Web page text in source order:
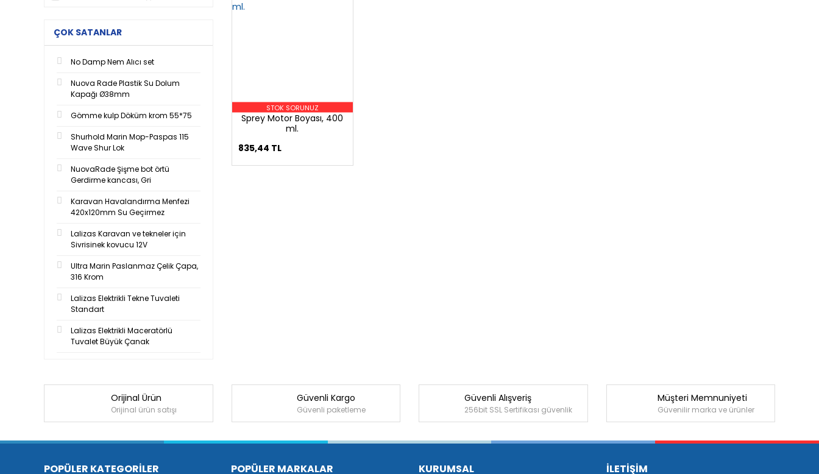
ÇOK SATANLAR
No Damp Nem Alıcı set
Nuova Rade Plastik Su Dolum
Kapağı Ø38mm
Gömme kulp Döküm krom 55*75
Shurhold Marin Mop-Paspas 115
Wave Shur Lok
NuovaRade Şişme bot örtü
Gerdirme kancası, Gri
Karavan Havalandırma Menfezi
420x120mm Su Geçirmez
Lalizas Karavan ve tekneler için
Sivrisinek kovucu 12V
Ultra Marin Paslanmaz Çelik Çapa,
316 Krom
Lalizas Elektrikli Tekne Tuvaleti
Standart
Lalizas Elektrikli Maceratörlü
Tuvalet Büyük Çanak
STOK SORUNUZ
Sprey Motor Boyası, 400
ml.
835,44 TL
Orijinal Ürün
Orijinal ürün satışı
Güvenli Kargo
Güvenli paketleme
Güvenli Alışveriş
256bit SSL Sertifikası güvenlik
Müşteri Memnuniyeti
Güvenilir marka ve ürünler
POPÜLER KATEGORİLER POPÜLER MARKALAR KURUMSAL İLETİŞİM